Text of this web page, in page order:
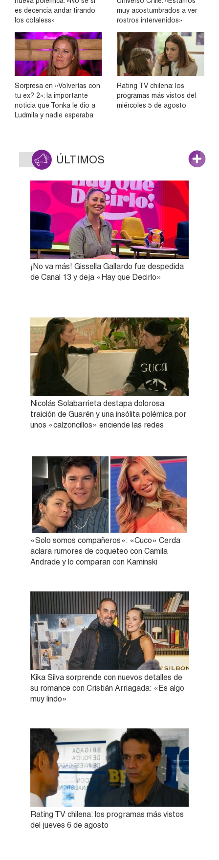
es decencia andar tirando
los colaless»
muy acostumbrados a ver
rostros intervenidos»
Sorpresa en «Volverías con
tu ex? 2»: la importante
noticia que Tonka le dio a
Ludmila y nadie esperaba
Rating TV chilena: los
programas más vistos del
miércoles 5 de agosto
ÚLTIMOS
¡No va más! Gissella Gallardo fue despedida
de Canal 13 y deja «Hay que Decirlo»
Nicolás Solabarrieta destapa dolorosa
traición de Guarén y una insólita polémica por
unos «calzoncillos» enciende las redes
«Solo somos compañeros»: «Cuco» Cerda
aclara rumores de coqueteo con Camila
Andrade y lo comparan con Kaminski
Kika Silva sorprende con nuevos detalles de
su romance con Cristián Arriagada: «Es algo
muy lindo»
Rating TV chilena: los programas más vistos
del jueves 6 de agosto